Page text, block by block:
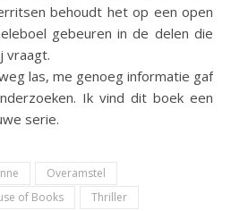
behoudt het op een open
gebeuren in de delen die
vraagt.
las, me genoeg informatie gaf
Ik vind dit boek een
serie.
Overamstel
of Books Thriller